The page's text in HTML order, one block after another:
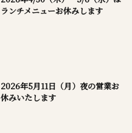
ランチメニューお休みします
2026年5月11日（月）夜の営業お
休みいたします